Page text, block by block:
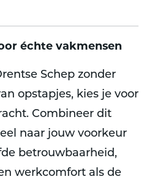
échte vakmensen
Schep zonder
opstapjes, kies je voor
Combineer dit
naar jouw voorkeur
betrouwbaarheid,
werkcomfort als de